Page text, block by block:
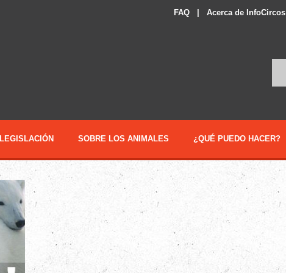
FAQ Acerca de InfoCircos
LEGISLACIÓN SOBRE LOS ANIMALES ¿QUÉ PUEDO HACER?